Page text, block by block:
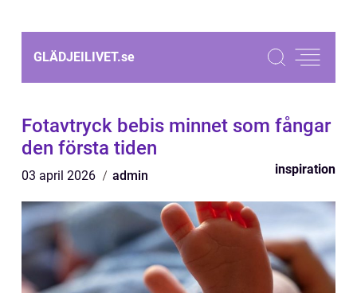
GLÄDJEILIVET.se
Fotavtryck bebis minnet som fångar
den första tiden
03 april 2026 admin inspiration